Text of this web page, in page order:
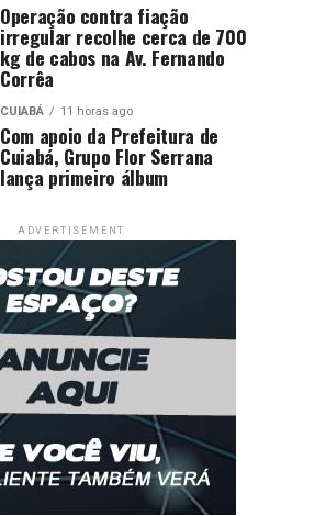
Operação contra fiação
irregular recolhe cerca de 700
kg de cabos na Av. Fernando
Corrêa
CUIABÁ 11 horas ago
Com apoio da Prefeitura de
Cuiabá, Grupo Flor Serrana
lança primeiro álbum
ADVERTISEMENT